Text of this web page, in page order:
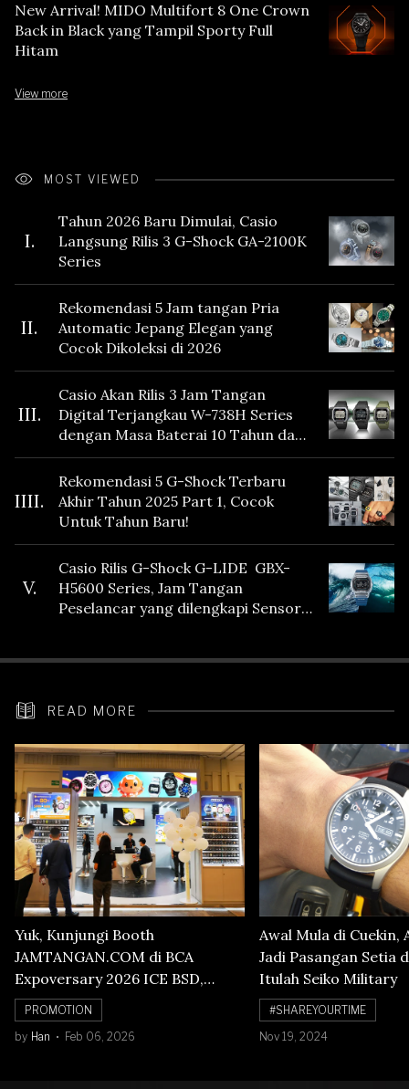
New Arrival! MIDO Multifort 8 One Crown
Back in Black yang Tampil Sporty Full
Hitam
View more
MOST VIEWED
I.
Tahun 2026 Baru Dimulai, Casio
Langsung Rilis 3 G-Shock GA-2100K
Series
II.
Rekomendasi 5 Jam tangan Pria
Automatic Jepang Elegan yang
Cocok Dikoleksi di 2026
III.
Casio Akan Rilis 3 Jam Tangan
Digital Terjangkau W-738H Series
dengan Masa Baterai 10 Tahun dan
Fitur Vibration
IIII.
Rekomendasi 5 G-Shock Terbaru
Akhir Tahun 2025 Part 1, Cocok
Untuk Tahun Baru!
V.
Casio Rilis G-Shock G-LIDE GBX-
H5600 Series, Jam Tangan
Peselancar yang dilengkapi Sensor
READ MORE
Yuk, Kunjungi Booth
JAMTANGAN.COM di BCA
Expoversary 2026 ICE BSD,
Banyak Diskon Jam Tangan,
Cuma Sampai 8 Februari!
PROMOTION
by Han Feb 06, 2026
Awal Mula di Cuekin,
Jadi Pasangan Setia
Itulah Seiko Military
#SHAREYOURTIME
Nov 19, 2024